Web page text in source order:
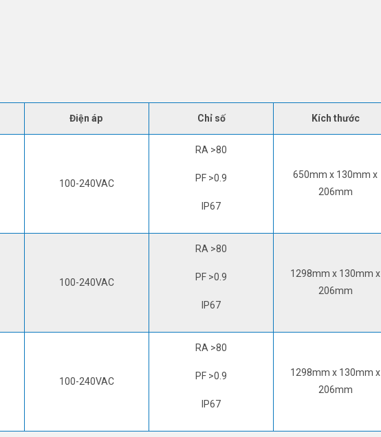
Điện áp Chỉ số Kích thước
100-240VAC
RA >80
PF >0.9
IP67
650mm x 130mm x
206mm
100-240VAC
RA >80
PF >0.9
IP67
1298mm x 130mm x
206mm
100-240VAC
RA >80
PF >0.9
IP67
1298mm x 130mm x
206mm